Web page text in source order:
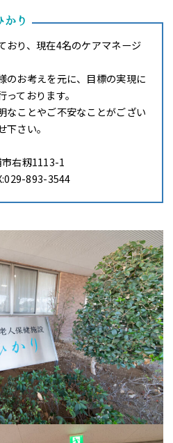
かり
おり、現在4名のケアマネージ
のお考えを元に、目標の実現に
ております。
なことやご不安なことがござい
さい。
右籾1113-1
893-3544